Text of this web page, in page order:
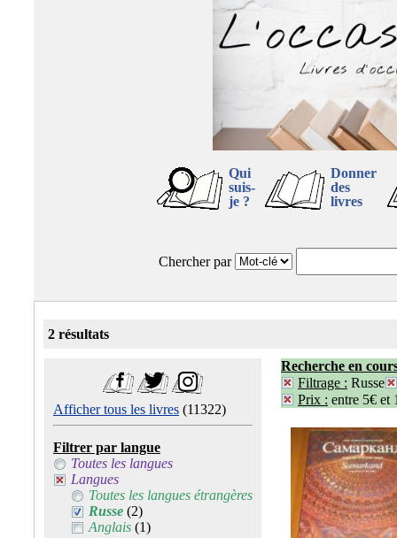
Qui
suis-
je ?
Donner
des
livres
Chercher par
2 résultats
Afficher tous les livres (11322)
Filtrer par langue
Toutes les langues
Langues
Toutes les langues étrangères
Russe (2)
Anglais (1)
Recherche en
Filtrage : Russe
Prix : entre 5€ et